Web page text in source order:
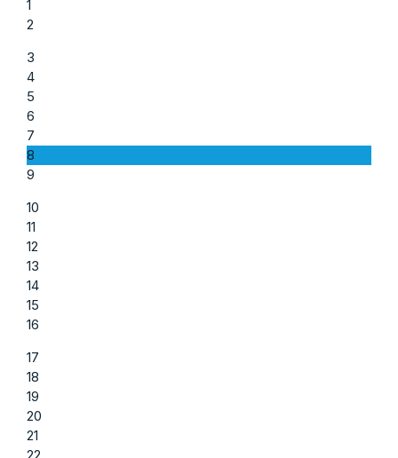
1
2
3
4
5
6
7
8
9
10
11
12
13
14
15
16
17
18
19
20
21